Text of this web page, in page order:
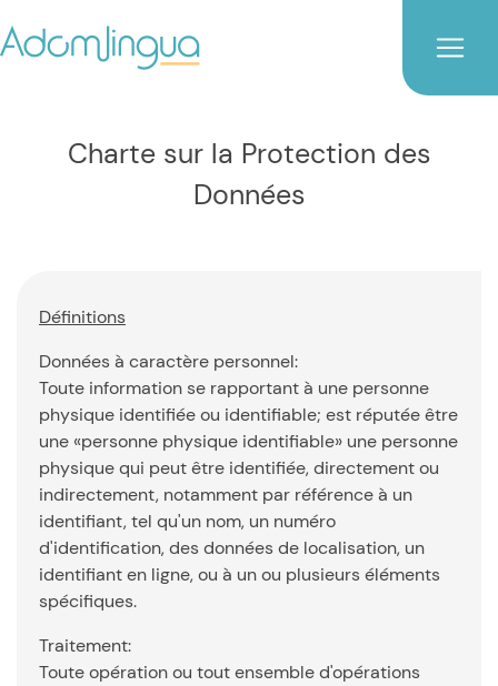
Charte sur la Protection des
Données
Définitions
Données à caractère personnel:
Toute information se rapportant à une personne
physique identifiée ou identifiable; est réputée être
une «personne physique identifiable» une personne
physique qui peut être identifiée, directement ou
indirectement, notamment par référence à un
identifiant, tel qu'un nom, un numéro
d'identification, des données de localisation, un
identifiant en ligne, ou à un ou plusieurs éléments
spécifiques.
Traitement:
Toute opération ou tout ensemble d'opérations